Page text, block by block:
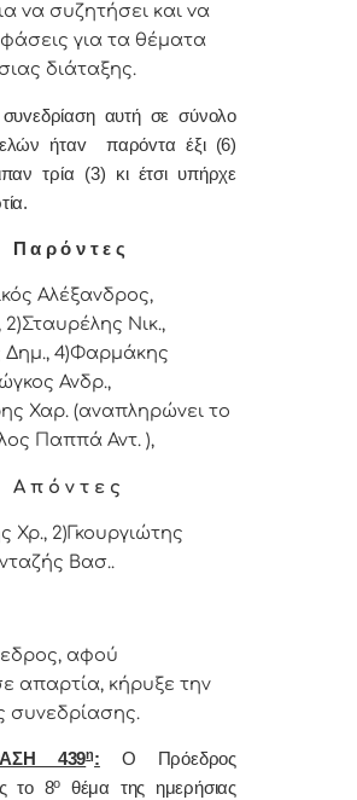
vα συζητήσει και vα
για τα θέματα
διάταξης.
αυτή σε σύνολο
ήταv παρόvτα έξι (6)
τρία (3) κι έτσι υπήρχε
Π α ρ ό ν τ ε ς
Αλέξανδρος,
Νικ.,
Δημ., 4)Φαρμάκης
Ανδρ.,
Χαρ. (αναπληρώνει το
Παππά Αντ. ),
Α π ό ν τ ε ς
Χρ., 2)Γκουργιώτης
Βασ..
αφού
απαρτία, κήρυξε την
συνεδρίασης.
439η:
Ο Πρόεδρος
το 8ο
θέμα της ημερήσιας